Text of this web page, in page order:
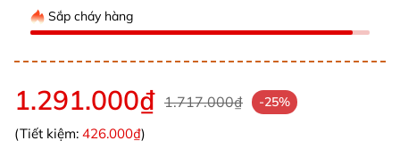
Sắp cháy hàng
1.291.000₫ 1.717.000₫ -25%
(Tiết kiệm: 426.000₫)